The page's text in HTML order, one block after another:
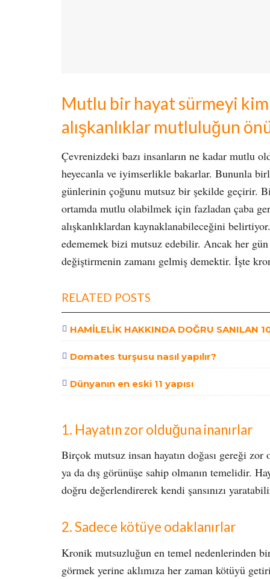
Mutlu bir hayat sürmeyi
alışkanlıklar mutluluğun
Çevrenizdeki bazı insanların ne kadar mutlu
heyecanla ve iyimserlikle bakarlar. Bununla
günlerinin çoğunu mutsuz bir şekilde geçirir.
ortamda mutlu olabilmek için fazladan çaba
alışkanlıklardan kaynaklanabileceğini
edememek bizi mutsuz edebilir. Ancak her gün
değiştirmenin zamanı gelmiş demektir. İşte
RELATED POSTS
HAMİLELİK HAKKINDA DOĞRU SANILAN
Domates turşusu nasıl yapılır?
Dünyanın en eski 11 yapısı
1. Hayatın zor olduğuna inanırlar
Birçok mutsuz insan hayatın doğası gereği
ya da dış görünüşe sahip olmanın temelidir.
doğru değerlendirerek kendi şansınızı
2. Sadece kötüye odaklanırlar
Kronik mutsuzluğun en temel nedenlerinden
görmek yerine aklımıza her zaman kötüyü